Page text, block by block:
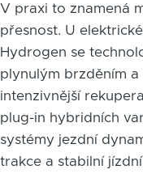
V praxi to znamená
přesnost. U
Hydrogen se
plynulým brzděním
intenzivnější
plug-in hybridních
systémy jezdní
trakce a stabilní